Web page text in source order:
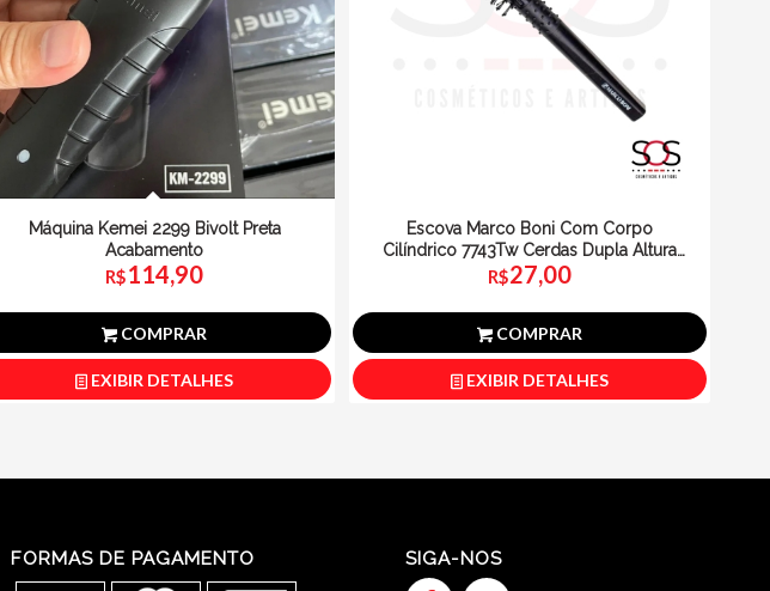
Máquina Kemei 2299 Bivolt Preta
Acabamento
R$114,90
COMPRAR
EXIBIR DETALHES
Escova Marco Boni Com Corpo
Cilíndrico 7743Tw Cerdas Dupla Altura
Cores Sortidas
R$27,00
COMPRAR
EXIBIR DETALHES
FORMAS DE PAGAMENTO SIGA-NOS